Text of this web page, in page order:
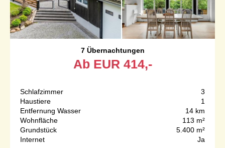
7 Übernachtungen
Ab EUR 414,-
Schlafzimmer
3
Haustiere
1
Entfernung Wasser
14 km
Wohnfläche
113 m²
Grundstück
5.400 m²
Internet
Ja